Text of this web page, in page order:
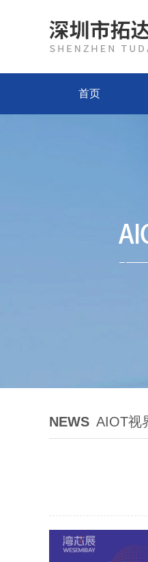
首页
NEWS AIOT视